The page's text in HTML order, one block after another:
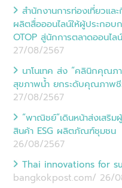
สำนักงานการท่องเที่ยวแ
ผลิตสื่อออนไลน์ให้ผู้ประกอบ
OTOP สู่นักการตลาดออนไลน์
27/08/2567
นาโนเทค ส่ง “คลินิกคุณภ
สุขภาพน้ำ ยกระดับคุณภาพ
27/08/2567
“พาณิชย์”เดินหน้าส่งเสริ
สินค้า ESG ผลิตภัณฑ์ชุมชน
26/08/2567
Thai innovations for
bangkokpost.com/ 26/